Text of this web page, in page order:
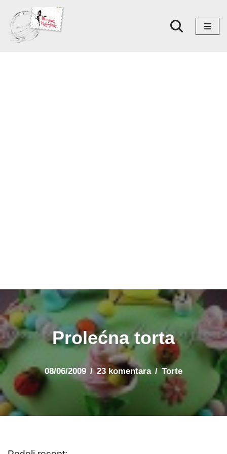
Skoči
na
Prolećna torta
08/06/2009 23 komentara Torte